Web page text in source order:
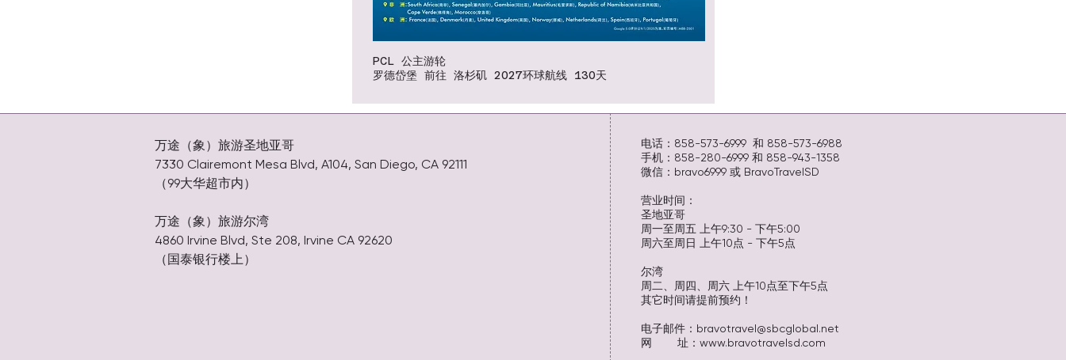
PCL 公主游轮
罗德岱堡 前往 洛杉矶 2027环球航线 130天
万途（象）旅游圣地亚哥
7330 Clairemont Mesa Blvd, A104, San Diego, CA 92111
（99大华超市内）
万途（象）旅游尔湾
4860 Irvine Blvd, Ste 208, Irvine CA 92620
（国泰银行楼上）
电话：858-573-6999 和 858-573-6988
手机：858-280-6999 和 858-943-1358
微信：bravo6999 或 BravoTravelSD
营业时间：
圣地亚哥
周一至周五 上午9:30 - 下午5:00
周六至周日 上午10点 - 下午5点
尔湾
周二、周四、周六 上午10点至下午5点
其它时间请提前预约！
电子邮件： bravotravel@sbcglobal.net
网 址： www.bravotravelsd.com